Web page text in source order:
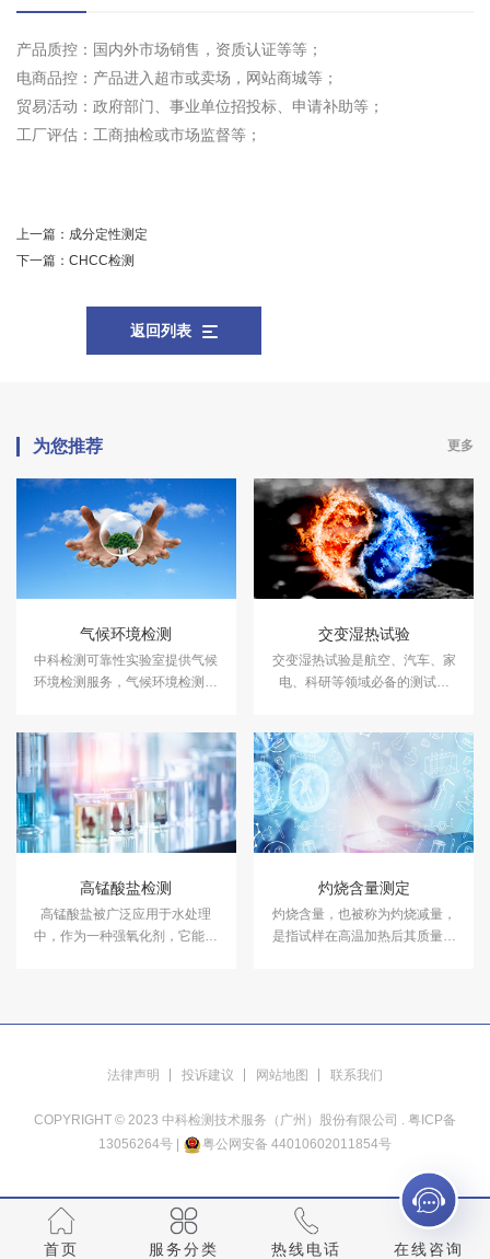
产品质控：国内外市场销售，资质认证等等；
电商品控：产品进入超市或卖场，网站商城等；
贸易活动：政府部门、事业单位招投标、申请补助等；
工厂评估：工商抽检或市场监督等；
上一篇： 成分定性测定
下一篇： CHCC检测
返回列表
为您推荐 更多
气候环境检测
中科检测可靠性实验室提供气候
环境检测服务，气候环境检测设
箱，温度冲击试验箱等，能满足
各种产品的气候环境检测需求。
交变湿热试验
交变湿热试验是航空、汽车、家
电、科研等领域必备的测试项
温、交变湿热度或恒定试验的温
度环境变化后的参数及性能。
高锰酸盐检测
高锰酸盐被广泛应用于水处理
中，作为一种强氧化剂，它能够
灼烧含量测定
灼烧含量，也被称为灼烧减量，
是指试样在高温加热后其质量的
法律声明 投诉建议 网站地图 联系我们
COPYRIGHT © 2023 中科检测技术服务（广州）股份有限公司 . 粤ICP备
13056264号
粤公网安备 44010602011854号
首页 服务分类 热线电话 在线咨询